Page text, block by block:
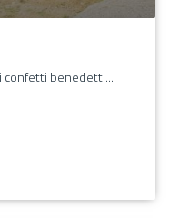
confetti benedetti...